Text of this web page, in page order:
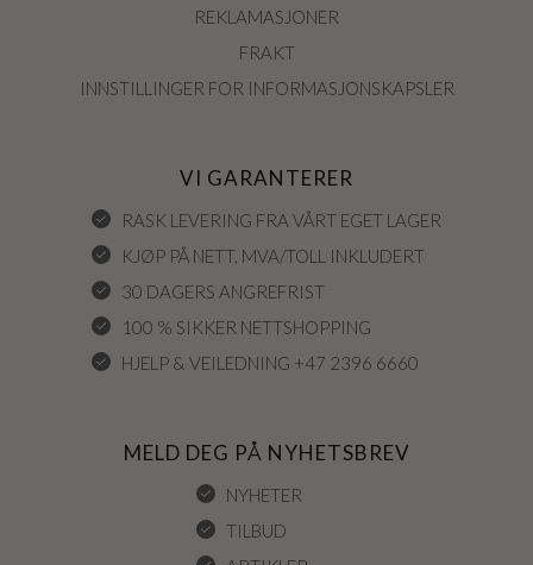
REKLAMASJONER
FRAKT
INNSTILLINGER FOR INFORMASJONSKAPSLER
VI GARANTERER
RASK LEVERING FRA VÅRT EGET LAGER
KJØP PÅ NETT, MVA/TOLL INKLUDERT
30 DAGERS ANGREFRIST
100 % SIKKER NETTSHOPPING
HJELP & VEILEDNING +47 2396 6660
MELD DEG PÅ NYHETSBREV
NYHETER
TILBUD